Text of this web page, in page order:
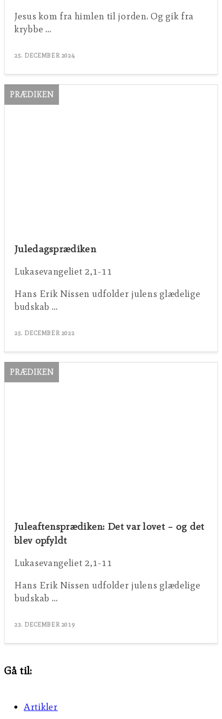
Jesus kom fra himlen til jorden. Og gik fra
krybbe …
25. DECEMBER 2024
PRÆDIKEN
Juledagsprædiken
Lukasevangeliet 2,1-11
Hans Erik Nissen udfolder julens glædelige
budskab …
25. DECEMBER 2022
PRÆDIKEN
Juleaftensprædiken: Det var lovet – og det
blev opfyldt
Lukasevangeliet 2,1-11
Hans Erik Nissen udfolder julens glædelige
budskab …
23. DECEMBER 2019
Gå til:
Artikler